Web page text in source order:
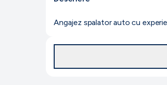
Angajez spalator auto cu